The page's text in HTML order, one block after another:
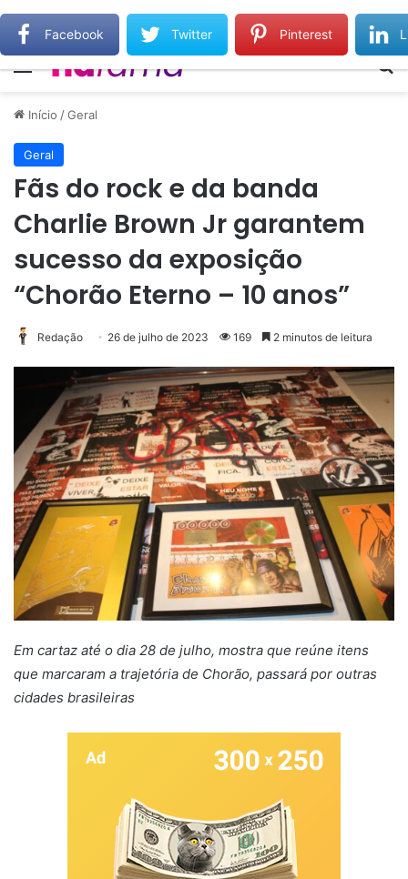
Monique Evans comemora evolução do rosto sete dias após cirurgia plástica
Início /Geral
Geral
Fãs do rock e da banda
Charlie Brown Jr garantem
sucesso da exposição
“Chorão Eterno – 10 anos”
Redação 26 de julho de 2023 169 2 minutos de leitura
Em cartaz até o dia 28 de julho, mostra que reúne itens
que marcaram a trajetória de Chorão, passará por outras
cidades brasileiras
Facebook Twitter Pinterest